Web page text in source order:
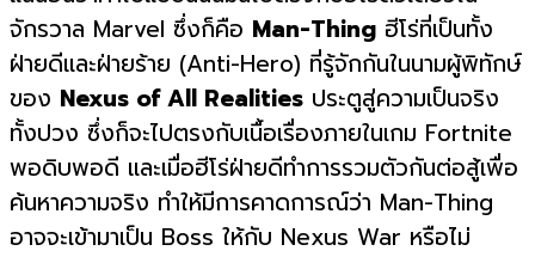
จักรวาล Marvel ซึ่งก็คือ Man-Thing ฮีโร่ที่เป็นทั้ง
ฝ่ายดีและฝ่ายร้าย (Anti-Hero) ที่รู้จักกันในนามผู้พิทักษ์
ของ Nexus of All Realities ประตูสู่ความเป็นจริง
ทั้งปวง ซึ่งก็จะไปตรงกับเนื้อเรื่องภายในเกม Fortnite
พอดิบพอดี และเมื่อฮีโร่ฝ่ายดีทำการรวมตัวกันต่อสู้เพื่อ
ค้นหาความจริง ทำให้มีการคาดการณ์ว่า Man-Thing
อาจจะเข้ามาเป็น Boss ให้กับ Nexus War หรือไม่